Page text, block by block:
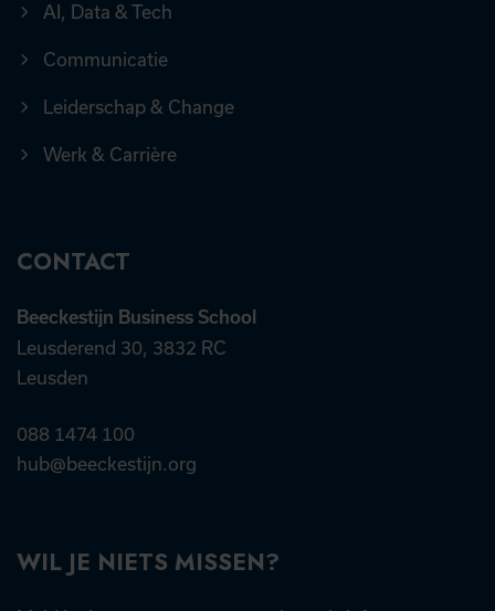
AI, Data & Tech
Communicatie
Leiderschap & Change
Werk & Carrière
CONTACT
Beeckestijn Business School
Leusderend 30, 3832 RC
Leusden
088 1474 100
hub@beeckestijn.org
WIL JE NIETS MISSEN?